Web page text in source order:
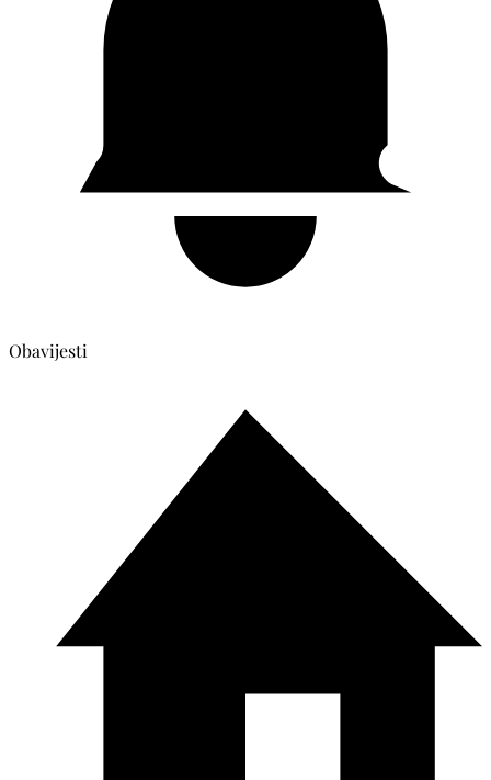
Obavijesti